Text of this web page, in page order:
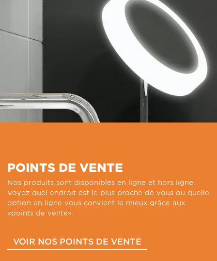
POINTS DE VENTE
Nos produits sont disponibles en ligne et hors ligne.
Voyez quel endroit est le plus proche de vous ou quelle
option en ligne vous convient le mieux grâce aux
«points de vente».
VOIR NOS POINTS DE VENTE